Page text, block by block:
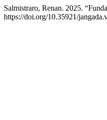
Salmistraro, Renan. 2025.
https://doi.org/10.35921/